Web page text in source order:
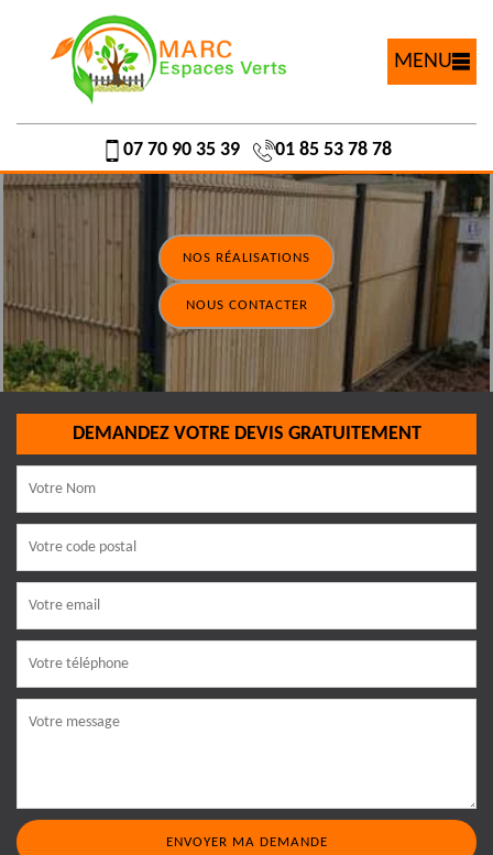
MENU
07 70 90 35 39 01 85 53 78 78
NOS RÉALISATIONS
NOUS CONTACTER
DEMANDEZ VOTRE DEVIS GRATUITEMENT